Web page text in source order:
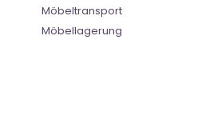
Möbeltransport
Möbellagerung